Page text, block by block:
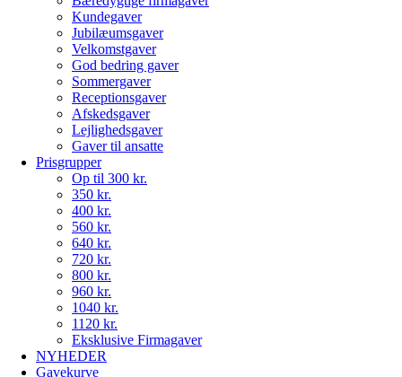
Kundegaver
Jubilæumsgaver
Velkomstgaver
God bedring gaver
Sommergaver
Receptionsgaver
Afskedsgaver
Lejlighedsgaver
Gaver til ansatte
Prisgrupper
Op til 300 kr.
350 kr.
400 kr.
560 kr.
640 kr.
720 kr.
800 kr.
960 kr.
1040 kr.
1120 kr.
Eksklusive Firmagaver
NYHEDER
Gavekurve